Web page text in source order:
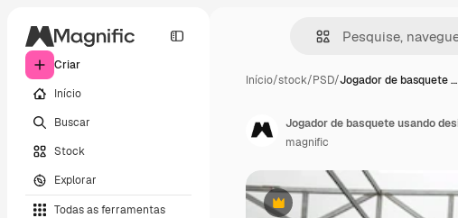
Criar
Início
Buscar
Stock
Explorar
Todas as ferramentas
Início/stock/PSD/Jogador de basquete …
Premium
magnific